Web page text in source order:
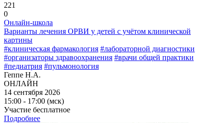
221
0
Онлайн-школа
Варианты лечения ОРВИ у детей с учётом клинической
картины
#клиническая фармакология #лабораторной диагностики
#организаторы здравоохранения #врачи общей практики
#педиатрия #пульмонология
Геппе Н.А.
ОНЛАЙН
14 сентября 2026
15:00 - 17:00 (мск)
Участие бесплатное
Подробнее